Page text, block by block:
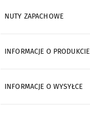
NUTY ZAPACHOWE
INFORMACJE O PRODUKCIE
INFORMACJE O WYSYŁCE